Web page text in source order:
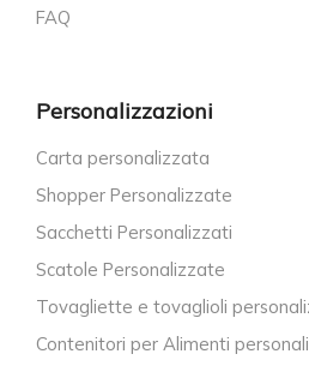
FAQ
Personalizzazioni
Carta personalizzata
Shopper Personalizzate
Sacchetti Personalizzati
Scatole Personalizzate
Tovagliette e tovaglioli
Contenitori per Alimenti